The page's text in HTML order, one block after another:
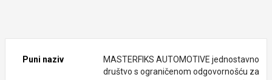
Puni naziv
MASTERFIKS AUTOMOTIVE jednostavno
društvo s ograničenom odgovornošću za